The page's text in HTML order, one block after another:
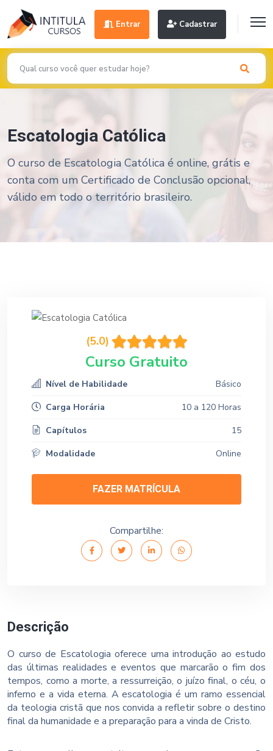
Entrar Cadastrar
Escatologia Católica
O curso de Escatologia Católica é online, grátis e
conta com um Certificado de Conclusão opcional,
válido em todo o território brasileiro.
Descrição
O curso de Escatologia oferece uma introdução ao estudo
das últimas realidades e eventos que marcarão o fim dos
tempos, como a morte, a ressurreição, o juízo final, o céu, o
inferno e a vida eterna. A escatologia é um ramo essencial
da teologia cristã que nos convida a refletir sobre o destino
final da humanidade e a preparação para a vinda de Cristo.
(5.0)
Curso Gratuito
Nível de Habilidade
Básico
Carga Horária
10 a 120 Horas
Capítulos
15
Modalidade
Online
FAZER MATRÍCULA
Compartilhe: